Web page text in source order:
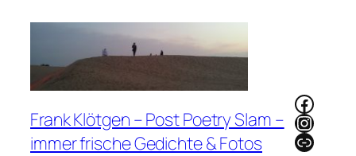
Frank Klötgen – Post Poetry Slam –
immer frische Gedichte & Fotos
Link